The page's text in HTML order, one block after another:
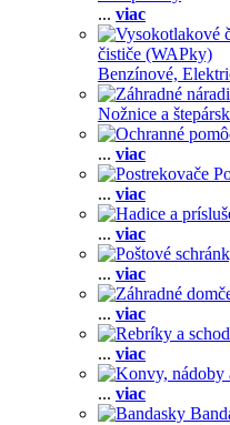
... viac
čističe (WAPky)
Benzínové,
Nožnice a
... viac
... viac
... viac
... viac
... viac
... viac
... viac